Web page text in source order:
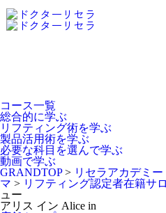
Dr.Recella Academy
について
コース一覧
総合的に学ぶ
リフティング術を学ぶ
製品活用術を学ぶ
必要な科目を選んで学ぶ
動画で学ぶ
GRANDTOP> リセラアカデミー
マ > リフティング認定者在籍サ
ュー
アリス イン Alice in